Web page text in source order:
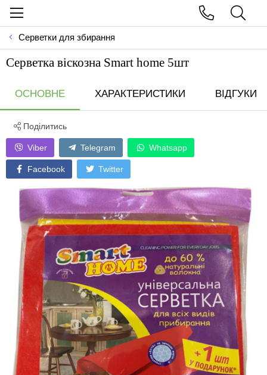
Серветки для збирання
Серветка віскозна Smart home 5шт
ОСНОВНЕ ХАРАКТЕРИСТИКИ ВІДГУКИ
Поділитись
Viber Telegram Whatsapp
Facebook Twitter